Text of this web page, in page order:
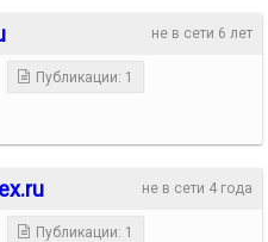
не в сети 6 лет
Публикации: 1
не в сети 4 года
Публикации: 1